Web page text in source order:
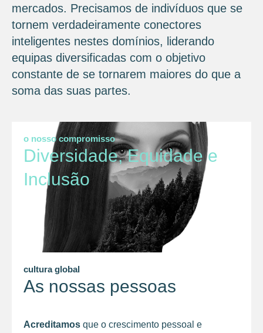
mercados. Precisamos de indivíduos que se
tornem verdadeiramente conectores
inteligentes nestes domínios, liderando
equipas diversificadas com o objetivo
constante de se tornarem maiores do que a
soma das suas partes.
o nosso compromisso
Diversidade, Equidade e
Inclusão
cultura global
As nossas pessoas
Acreditamos que o crescimento pessoal e